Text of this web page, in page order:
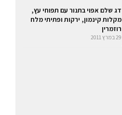
דג שלם אפוי בתנור עם תפוחי עץ,
מקלות קינמון, ירקות ופתיתי מלח
רוזמרין
29 במרץ 2011